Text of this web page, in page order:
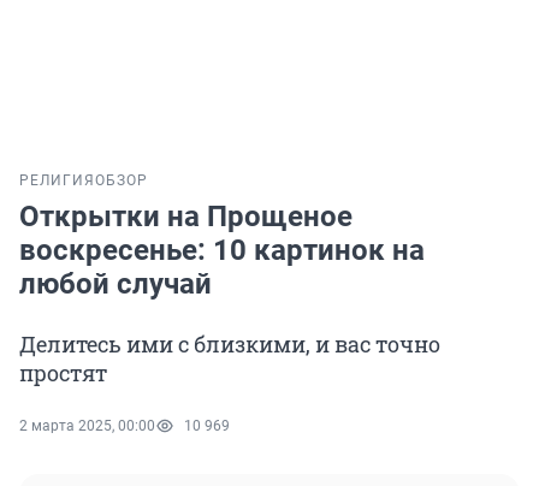
РЕЛИГИЯ ОБЗОР
Открытки на Прощеное
воскресенье: 10 картинок на
любой случай
Делитесь ими с близкими, и вас точно
простят
2 марта 2025, 00:00 10 969